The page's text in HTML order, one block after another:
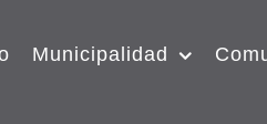
Municipalidad